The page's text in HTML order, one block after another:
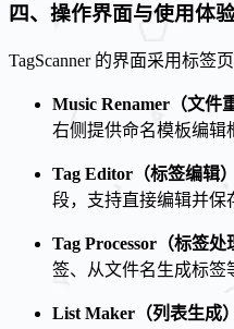
四、操作界面与使用体
TagScanner 的界面采用标签
Music Renamer（文件
右侧提供命名模板编辑
Tag Editor（标签编辑）
段，支持直接编辑并保
Tag Processor（标签处
签、从文件名生成标签
List Maker（列表生成）